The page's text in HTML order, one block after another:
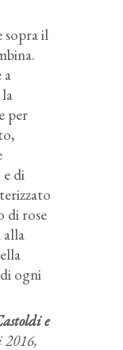
sopra il
a
per
di
di rose
alla
ogni
e
2016,